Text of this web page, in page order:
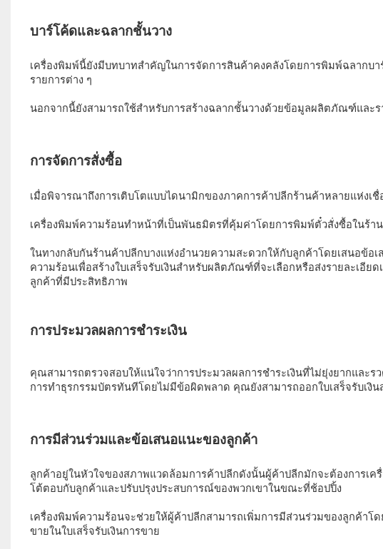
บาร์โค้ดและฉลากชั้นวาง
เครื่องพิมพ์นี้ยังมีบทบาทสำคัญในการจัดการสินค้าคงคลังโดยการพิมพ์ฉลากบ
รายการต่าง ๆ
การจัดการสั่งซื้อ
เมื่อพิจารณาถึงการเติบโตแบบไดนามิกของภาคการค้าปลีกร้านค้าหลายแห่งเ
เครื่องพิมพ์ความร้อนทำหน้าที่เป็นพันธมิตรที่คุ้มค่าโดยการพิมพ์ตั๋วสั่งซื้อในร้า
ในทางกลับกันร้านค้าปลีกบางแห่งอำนวยความสะดวกให้กับลูกค้าโดยเสนอข้อ
ความร้อนเพื่อสร้างใบเสร็จรับเงินสำหรับผลิตภัณฑ์ที่จะเลือกหรือส่งรายละเอีย
ลูกค้าที่มีประสิทธิภาพ
การประมวลผลการชำระเงิน
คุณสามารถตรวจสอบให้แน่ใจว่าการประมวลผลการชำระเงินที่ไม่ยุ่งยากและร
การทำธุรกรรมบัตรทันทีโดยไม่มีข้อผิดพลาด คุณยังสามารถออกใบเสร็จรับเงิ
การมีส่วนร่วมและข้อเสนอแนะของลูกค้า
ลูกค้าอยู่ในหัวใจของสภาพแวดล้อมการค้าปลีกดังนั้นผู้ค้าปลีกมักจะต้องการเค
โต้ตอบกับลูกค้าและปรับปรุงประสบการณ์ของพวกเขาในขณะที่ช้อปปิ้ง
เครื่องพิมพ์ความร้อนจะช่วยให้ผู้ค้าปลีกสามารถเพิ่มการมีส่วนร่วมของลูกค้า
ขายในใบเสร็จรับเงินการขาย